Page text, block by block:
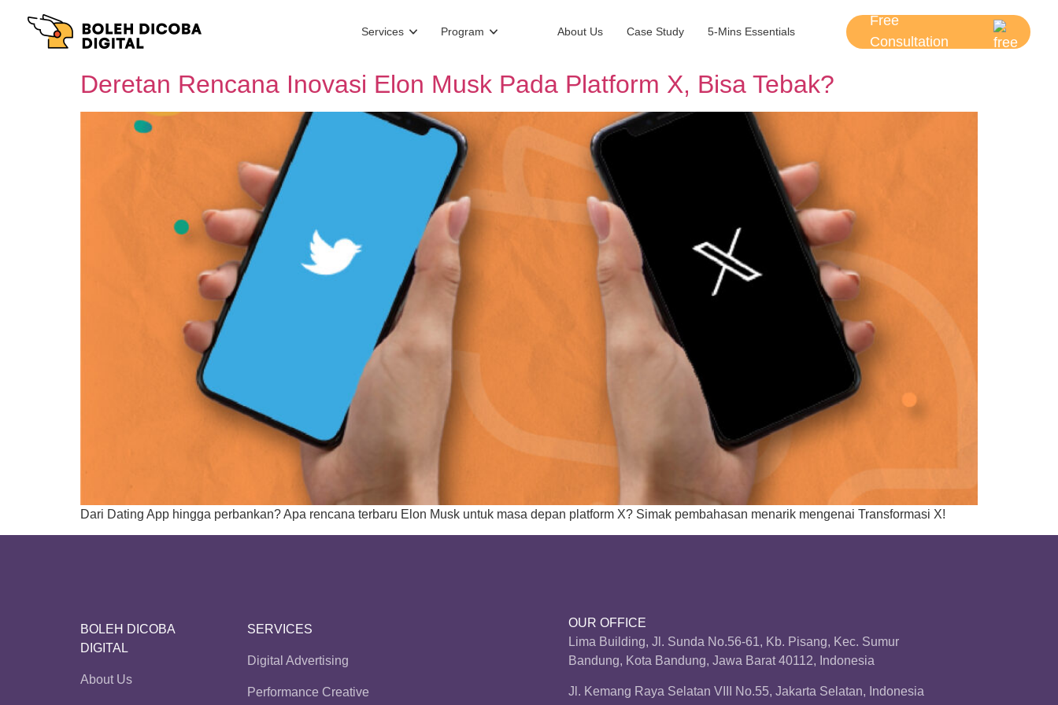
Services Program About Us Case Study 5-Mins Essentials
Free
Consultation
Deretan Rencana Inovasi Elon Musk Pada Platform X, Bisa Tebak?
Dari Dating App hingga perbankan? Apa rencana terbaru Elon Musk untuk masa depan platform X? Simak pembahasan menarik mengenai Transformasi X!
BOLEH DICOBA
DIGITAL
About Us
SERVICES
Digital Advertising
Performance Creative
OUR OFFICE
Lima Building, Jl. Sunda No.56-61, Kb. Pisang, Kec. Sumur
Bandung, Kota Bandung, Jawa Barat 40112, Indonesia
Jl. Kemang Raya Selatan VIII No.55, Jakarta Selatan, Indonesia